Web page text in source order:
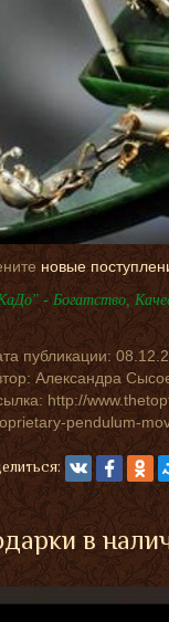
новые
- Богатство,
публикации:
Александра
http://
pendulum-
в